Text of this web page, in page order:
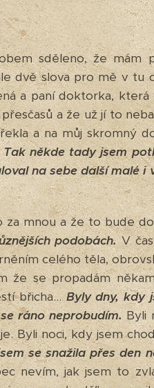
sděleno, že mám
dvě slova pro mě v tu
a paní doktorka,
a že už jí to
a na můj skromný
Tak někde tady jsem
na sebe další malé i
za mnou a že to bude
podobách.V
celého těla,
že se propadám
břicha...Byly dny, kdy
ráno neprobudím.Byli
Byli noci, kdy jsem
se snažila přes den
nevím, jak jsem to